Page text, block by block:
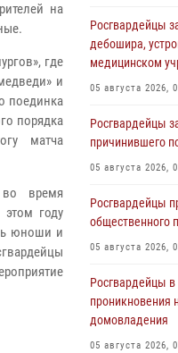
на
где
и
поединка
порядка
матча
во время
году
юноши и
Росгвардейцы
дебошира,
медицинском
05 августа 2026,
Росгвардейцы
причинившего
05 августа 2026,
Росгвардейцы
общественного
05 августа 2026,
Росгвардейцы
проникновения
домовладения
05 августа 2026,